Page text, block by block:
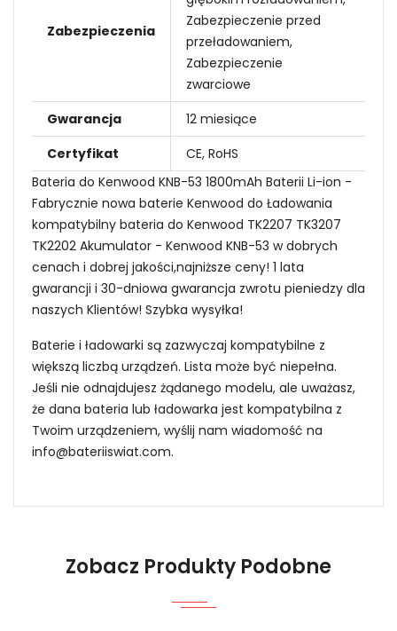
Zabezpieczenia
Zabezpieczenie przed
przeładowaniem,
Zabezpieczenie
zwarciowe
Gwarancja
12 miesiące
Certyfikat
CE, RoHS
Bateria do Kenwood KNB-53 1800mAh Baterii Li-ion -
Fabrycznie nowa baterie Kenwood do Ładowania
kompatybilny bateria do Kenwood TK2207 TK3207
TK2202 Akumulator - Kenwood KNB-53 w dobrych
cenach i dobrej jakości,najniższe ceny! 1 lata
gwarancji i 30-dniowa gwarancja zwrotu pieniedzy dla
naszych Klientów! Szybka wysyłka!
Baterie i ładowarki są zazwyczaj kompatybilne z
większą liczbą urządzeń. Lista może być niepełna.
Jeśli nie odnajdujesz żądanego modelu, ale uważasz,
że dana bateria lub ładowarka jest kompatybilna z
Twoim urządzeniem, wyślij nam wiadomość na
info@bateriiswiat.com.
Niezawodność i pewność
1.Model urządzenia
Zobacz Produkty Podobne